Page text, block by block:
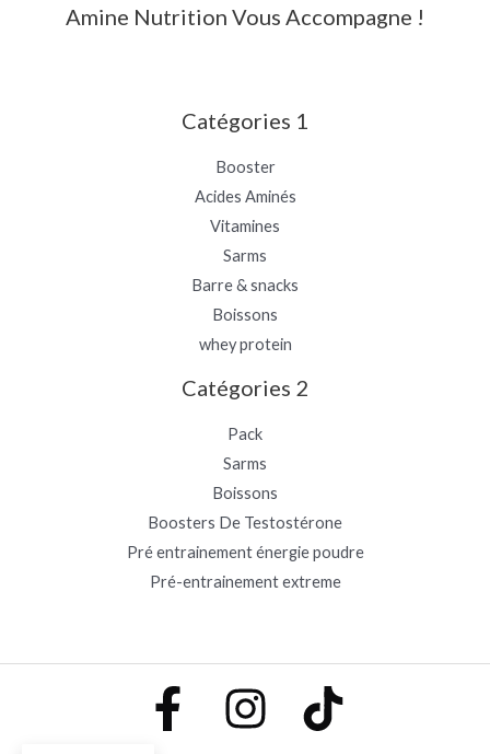
Amine Nutrition Vous Accompagne !
Catégories 1
Booster
Acides Aminés
Vitamines
Sarms
Barre & snacks
Boissons
whey protein
Catégories 2
Pack
Sarms
Boissons
Boosters De Testostérone
Pré entrainement énergie poudre
Pré-entrainement extreme